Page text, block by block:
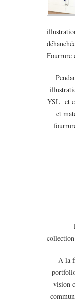
Fourrure
YSL et
et
collection
À la
vision